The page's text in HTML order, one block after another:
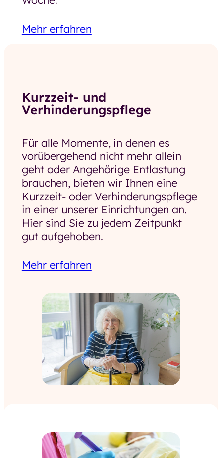
Mehr erfahren
Kurzzeit- und
Verhinderungspflege
Für alle Momente, in denen es
vorübergehend nicht mehr allein
geht oder Angehörige Entlastung
brauchen, bieten wir Ihnen eine
Kurzzeit- oder Verhinderungspflege
in einer unserer Einrichtungen an.
Hier sind Sie zu jedem Zeitpunkt
gut aufgehoben.
Mehr erfahren